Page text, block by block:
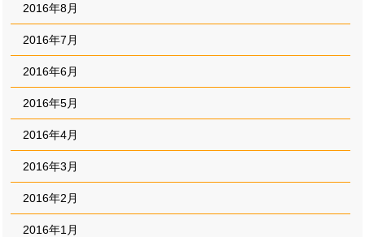
2016年8月
2016年7月
2016年6月
2016年5月
2016年4月
2016年3月
2016年2月
2016年1月